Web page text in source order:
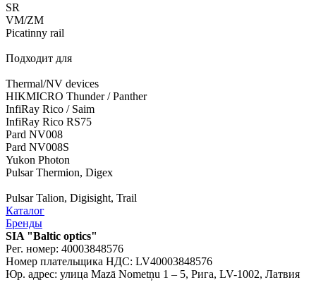
SR
VM/ZM
Picatinny rail
Подходит для
Thermal/NV devices
HIKMICRO Thunder / Panther
InfiRay Rico / Saim
InfiRay Rico RS75
Pard NV008
Pard NV008S
Yukon Photon
Pulsar Thermion, Digex
Pulsar Talion, Digisight, Trail
Каталог
Бренды
SIA "Baltic optics"
Рег. номер: 40003848576
Номер плательщика НДС: LV40003848576
Юр. адрес: улица Mazā Nometņu 1 – 5, Рига, LV-1002, Латвия